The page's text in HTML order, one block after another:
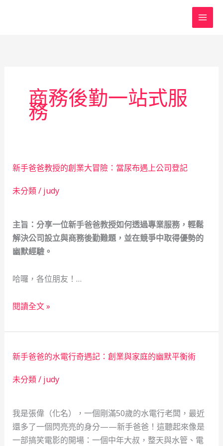
商務後勤一站式服
務
新手爸爸教授的創業大冒險：當尿布遇上公司登記
未分類/ judy
主旨：分享一位新手爸爸教授如何透過專業服務，輕鬆
解決公司設立與商務後勤難題，並在競爭中取得優勢的
幽默經驗。
哈囉，各位朋友！…
新
爸
教
授
的
業
大
冒
閱讀全文 »
新手爸爸的水電行奇遇記：創業與家庭的幽默平衡術
未分類/ judy
我是張偉（化名），一個剛滿50歲的水電行老闆，最近
還多了一個閃亮亮的身分——新手爸爸！這聽起來像是
一部搞笑電影的開場：一個中年大叔，整天與水管、電